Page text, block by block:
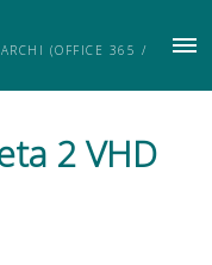
(OFFICE 365 /
2 VHD